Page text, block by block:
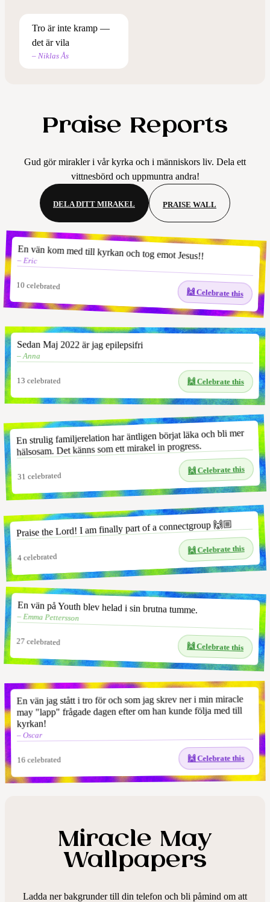
Tro är inte kramp —
det är vila
– Niklas Ås
Praise Reports
Gud gör mirakler i vår kyrka och i människors liv. Dela ett
vittnesbörd och uppmuntra andra!
DELA DITT MIRAKEL PRAISE WALL
En vän kom med till kyrkan och tog emot Jesus!!
– Eric
10celebrated
🙌 Celebrate this
Sedan Maj 2022 är jag epilepsifri
– Anna
13 celebrated 🙌 Celebrate this
En strulig familjerelation har äntligen börjat läka och bli mer
hälsosam. Det känns som ett mirakel in progress.
31 celebrated
🙌 Celebrate this
Praise the Lord! I am finally part of a connectgroup 🙌🏼
4celebrated
🙌 Celebrate this
En vän på Youth blev helad i sin brutna tumme.
– Emma Pettersson
27celebrated 🙌 Celebrate this
En vän jag stått i tro för och som jag skrev ner i min miracle
may "lapp" frågade dagen efter om han kunde följa med till
kyrkan!
– Oscar
16celebrated 🙌 Celebrate this
Miracle May
Wallpapers
Ladda ner bakgrunder till din telefon och bli påmind om att